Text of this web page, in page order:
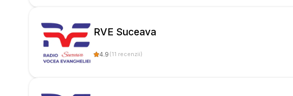
RVE Suceava
4.9 (11 recenzii)